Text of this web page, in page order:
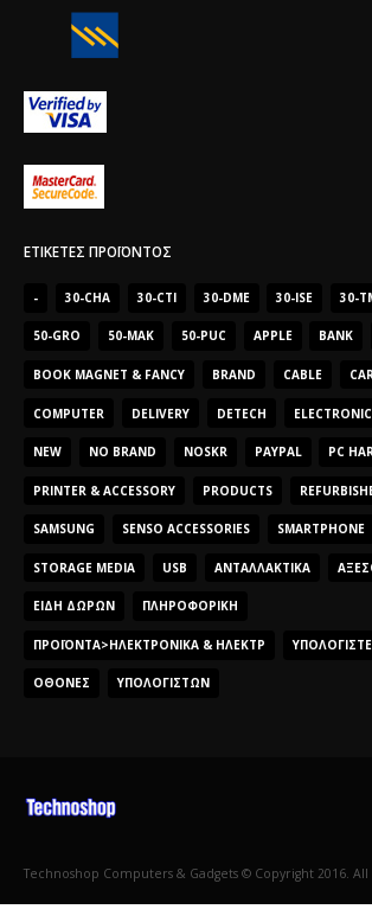
ΕΤΙΚΈΤΕΣ ΠΡΟΪΌΝΤΟΣ
- 30-CHA 30-CTI 30-DME 30-ISE 30-
50-GRO 50-MAK 50-PUC APPLE BANK
BOOK MAGNET & FANCY BRAND CABLE
COMPUTER DELIVERY DETECH ELECTRONIC
NEW NO BRAND NOSKR PAYPAL PC
PRINTER & ACCESSORY PRODUCTS
SAMSUNG SENSO ACCESSORIES SMARTPHONE
STORAGE MEDIA USB ΑΝΤΑΛΛΑΚΤΙΚΆ
ΕΊΔΗ ΔΏΡΩΝ ΠΛΗΡΟΦΟΡΙΚΉ
ΠΡΟΪΌΝΤΑ>ΗΛΕΚΤΡΟΝΙΚΆ & ΗΛΕΚΤΡ
ΟΘΌΝΕΣ ΥΠΟΛΟΓΙΣΤΏΝ
Technoshop Computers & Gadgets © Copyright 2016. All